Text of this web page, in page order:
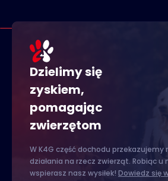
Dzielimy się
zyskiem,
pomagając
zwierzętom
W K4G część dochodu przekazujemy
działania na rzecz zwierząt. Robiąc u
wspierasz nasz wysiłek! Dowiedz się